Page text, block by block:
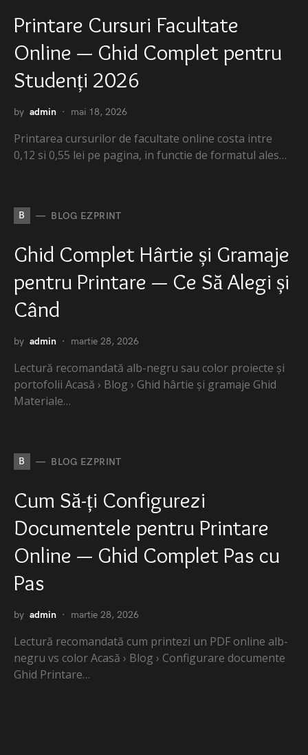
Printare Cursuri Facultate
Online — Ghid Complet pentru
Studenți 2026
by admin mai 18, 2026
Printarea cursurilor de facultate online costa intre
0,12 si 0,55 lei pe pagina, in functie de formatul ales…
B BLOG EZPRINT
Ghid Complet Hârtie și Gramaje
pentru Printare — Ce Să Alegi și
Când
by admin martie 28, 2026
Lectură recomandată alb-negru sau color proiecte și
portofolii Acasă › Blog › Ghid hârtie și gramaje Ghid
Materiale…
B BLOG EZPRINT
Cum Să-ți Configurezi
Documentele pentru Printare
Online — Ghid Complet Pas cu
Pas
by admin martie 28, 2026
Lectură recomandată cum printezi un PDF online alb-
negru vs color Acasă › Blog › Configurare documente
Ghid Printare…